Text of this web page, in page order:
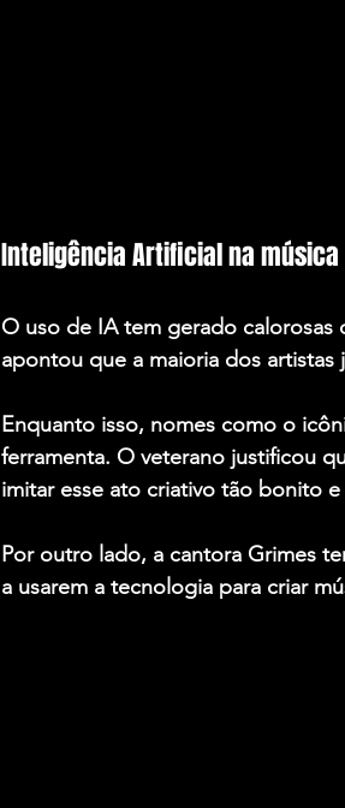
Inteligência Artificial na música
O uso de IA tem gerado
apontou que a maioria dos artistas
Enquanto isso, nomes como o
ferramenta. O veterano justificou
imitar esse ato criativo tão bonito
Por outro lado, a cantora Grimes
a usarem a tecnologia para criar